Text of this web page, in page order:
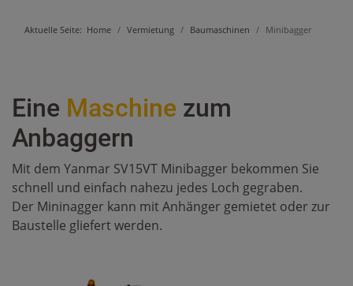
Aktuelle Seite: Home Vermietung Baumaschinen Minibagger
Eine Maschine zum
Anbaggern
Mit dem Yanmar SV15VT Minibagger bekommen Sie
schnell und einfach nahezu jedes Loch gegraben.
Der Mininagger kann mit Anhänger gemietet oder zur
Baustelle gliefert werden.